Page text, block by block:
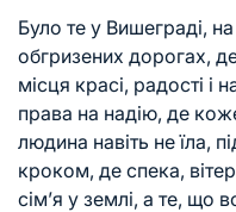
Було те у Вишеграді,
обгризених дорогах,
місця красі, радості і
права на надію, де
людина навіть не їла,
кроком, де спека,
сім’я у землі, а те, що